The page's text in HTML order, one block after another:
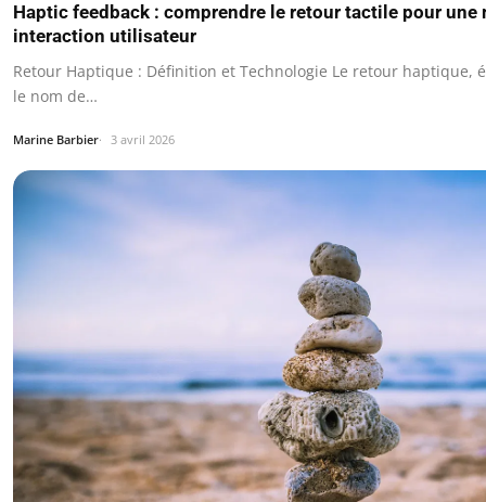
Haptic feedback : comprendre le retour tactile pour une
interaction utilisateur
Retour Haptique : Définition et Technologie Le retour haptique,
le nom de…
Marine Barbier 3 avril 2026